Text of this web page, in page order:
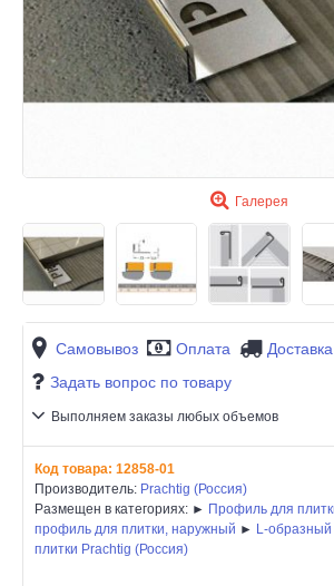
Галерея
Самовывоз Оплата Доставка
Задать вопрос по товару
Выполняем заказы любых объемов
Код товара: 12858-01
Производитель: Prachtig (Россия)
Размещен в категориях: ► Профиль для
профиль для плитки, наружный ► L-
плитки Prachtig (Россия)